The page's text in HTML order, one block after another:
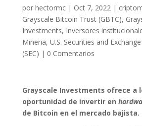
por hectormc| Oct 7, 2022|
Grayscale Bitcoin Trust (GBTC),
Investments, Inversores
Mineria, U.S. Securities and
(SEC) | 0 Comentarios
Grayscale Investments ofrece a
oportunidad de invertir en
de Bitcoin en el mercado bajista.